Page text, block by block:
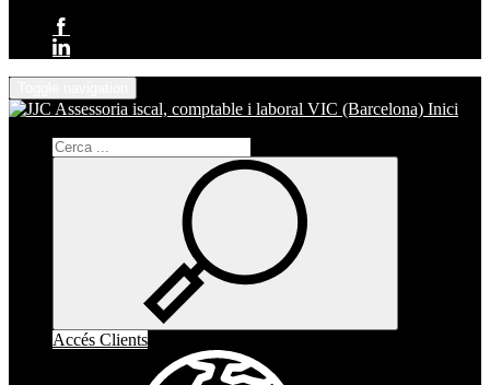
Inici
Accés Clients